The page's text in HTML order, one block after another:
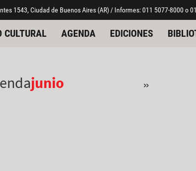
1543, Ciudad de Buenos Aires (AR) / Informes: 011 5077-8000
CULTURAL AGENDA EDICIONES
junio »